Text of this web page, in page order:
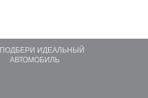
ПОДБЕРИ ИДЕАЛЬНЫЙ
АВТОМОБИЛЬ